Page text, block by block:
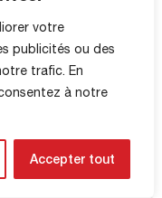
votre
publicités ou des
trafic. En
à notre
Accepter tout